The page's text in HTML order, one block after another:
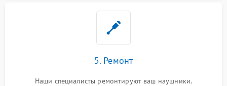
5. Ремонт
Наши специалисты ремонтируют ваш наушники.